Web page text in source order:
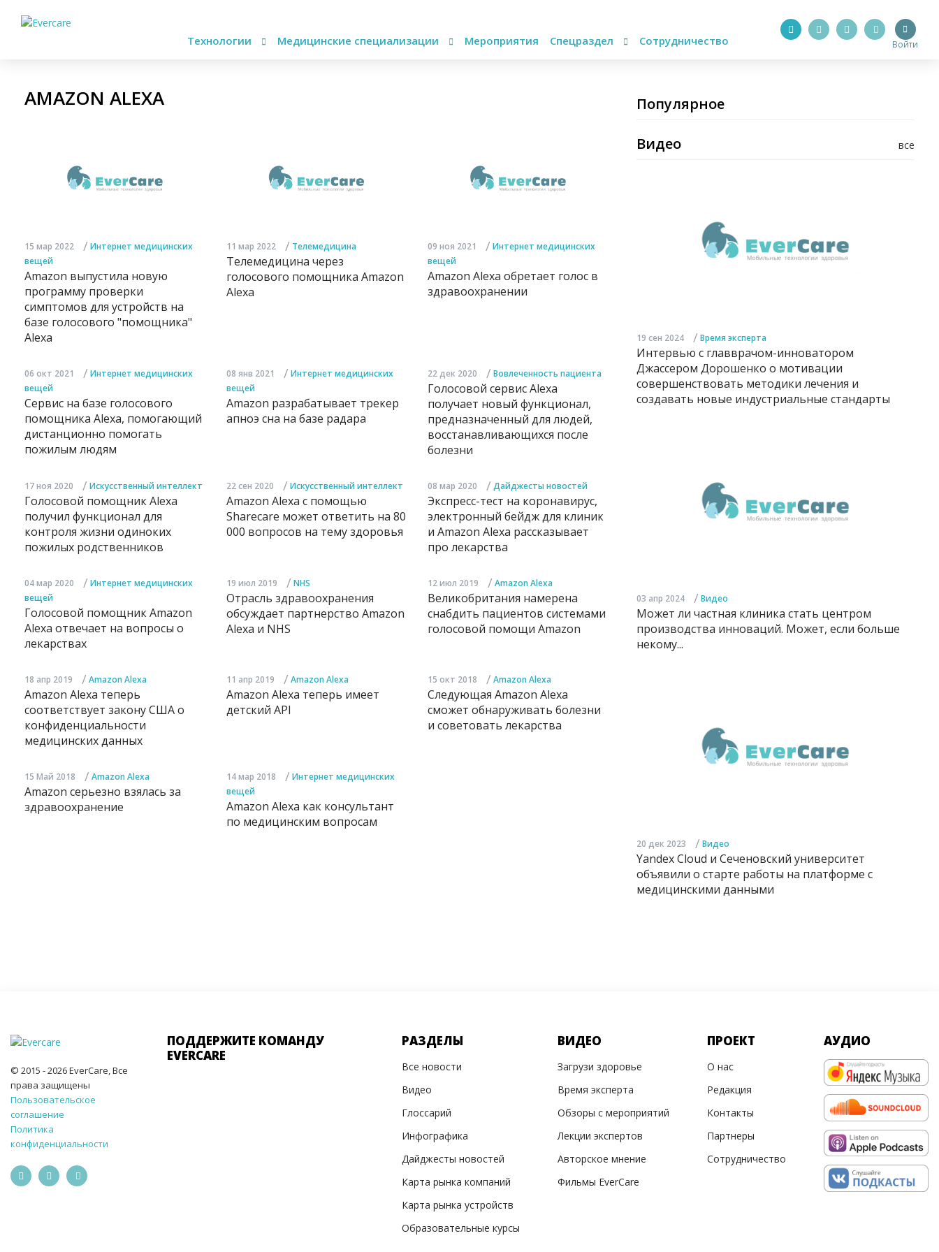
Технологии Медицинские специализации Мероприятия Спецраздел Сотрудничество Войти
AMAZON ALEXA
15 мар 2022 / Интернет медицинских
вещей
Amazon выпустила новую
программу проверки
симптомов для устройств на
базе голосового "помощника"
Alexa
11 мар 2022 / Телемедицина
Телемедицина через
голосового помощника Amazon
Alexa
09 ноя 2021 / Интернет медицинских
вещей
Amazon Alexa обретает голос в
здравоохранении
06 окт 2021 / Интернет медицинских
вещей
Сервис на базе голосового
помощника Alexa, помогающий
дистанционно помогать
пожилым людям
08 янв 2021 / Интернет медицинских
вещей
Amazon разрабатывает трекер
апноэ сна на базе радара
22 дек 2020 / Вовлеченность пациента
Голосовой сервис Alexa
получает новый функционал,
предназначенный для людей,
восстанавливающихся после
болезни
17 ноя 2020 / Искусственный интеллект
Голосовой помощник Alexa
получил функционал для
контроля жизни одиноких
пожилых родственников
22 сен 2020 / Искусственный интеллект
Amazon Alexa с помощью
Sharecare может ответить на 80
000 вопросов на тему здоровья
08 мар 2020 / Дайджесты новостей
Экспресс-тест на коронавирус,
электронный бейдж для клиник
и Amazon Alexa рассказывает
про лекарства
04 мар 2020 / Интернет медицинских
вещей
Голосовой помощник Amazon
Alexa отвечает на вопросы о
лекарствах
19 июл 2019 / NHS
Отрасль здравоохранения
обсуждает партнерство Amazon
Alexa и NHS
12 июл 2019 / Amazon Alexa
Великобритания намерена
снабдить пациентов системами
голосовой помощи Amazon
18 апр 2019 / Amazon Alexa
Amazon Alexa теперь
соответствует закону США о
конфиденциальности
медицинских данных
11 апр 2019 / Amazon Alexa
Amazon Alexa теперь имеет
детский API
15 окт 2018 / Amazon Alexa
Следующая Amazon Alexa
сможет обнаруживать болезни
и советовать лекарства
15 Май 2018 / Amazon Alexa
Amazon серьезно взялась за
здравоохранение
14 мар 2018 / Интернет медицинских
вещей
Amazon Alexa как консультант
по медицинским вопросам
Популярное
все
Видео
19 сен 2024 / Время эксперта
Интервью с главврачом-инноватором
Джассером Дорошенко о мотивации
совершенствовать методики лечения и
создавать новые индустриальные стандарты
03 апр 2024 / Видео
Может ли частная клиника стать центром
производства инноваций. Может, если больше
некому...
20 дек 2023 / Видео
Yandex Cloud и Сеченовский университет
объявили о старте работы на платформе с
медицинскими данными
© 2015 - 2026 EverCare, Все
права защищены
Пользовательское
соглашение
Политика
конфиденциальности
ПОДДЕРЖИТЕ КОМАНДУ
EVERCARE
РАЗДЕЛЫ
Все новости
Видео
Глоссарий
Инфографика
Дайджесты новостей
Карта рынка компаний
Карта рынка устройств
Образовательные курсы
ВИДЕО
Загрузи здоровье
Время эксперта
Обзоры с мероприятий
Лекции экспертов
Авторское мнение
Фильмы EverCare
ПРОЕКТ
О нас
Редакция
Контакты
Партнеры
Сотрудничество
АУДИО